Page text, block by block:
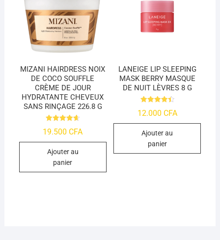
MIZANI HAIRDRESS NOIX
DE COCO SOUFFLE
CRÈME DE JOUR
HYDRATANTE CHEVEUX
SANS RINÇAGE 226.8 G
4.7
19.500 CFA
Ajouter au
panier
LANEIGE LIP SLEEPING
MASK BERRY MASQUE
DE NUIT LÈVRES 8 G
4.53
12.000 CFA
Ajouter au
panier